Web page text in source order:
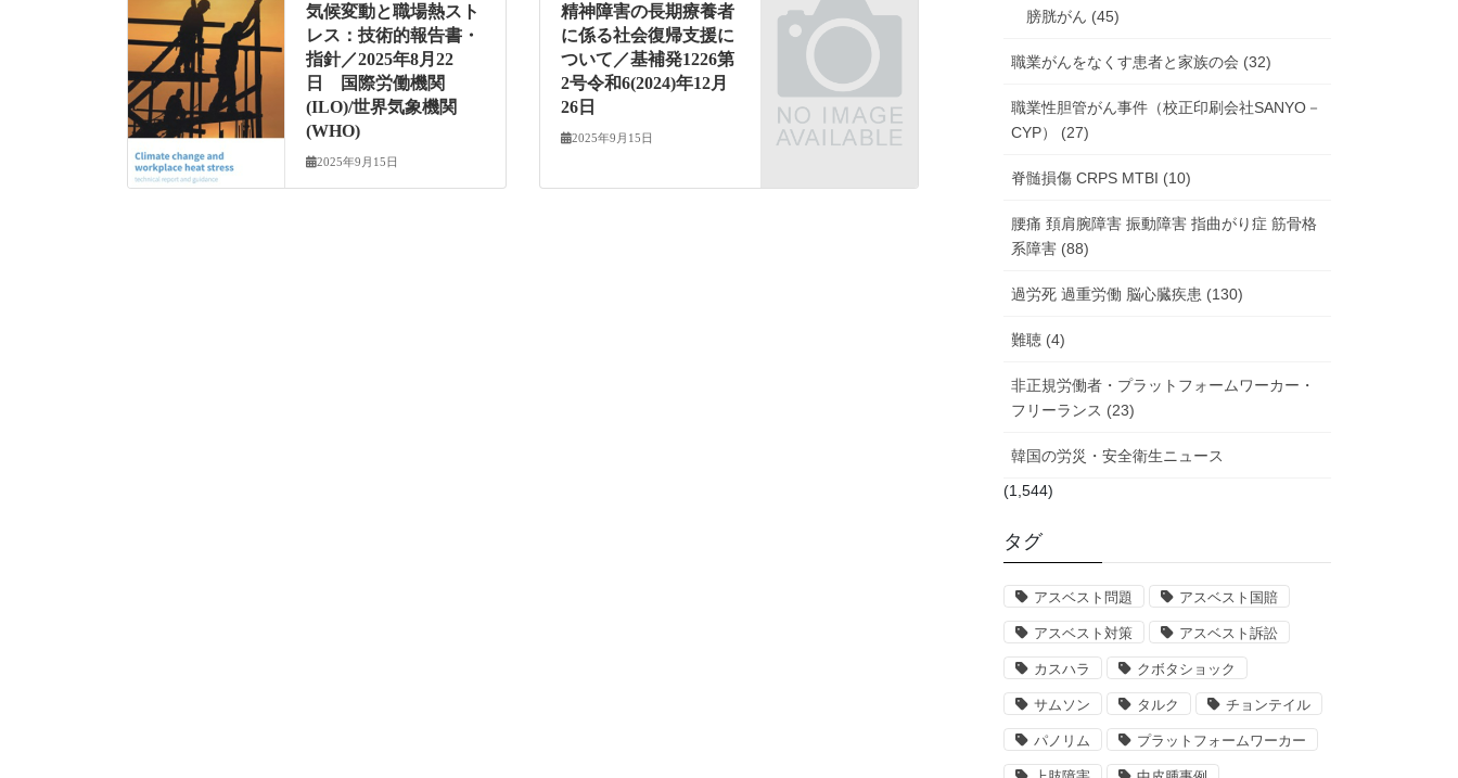
気候変動と職場熱スト
レス：技術的報告書・
指針／2025年8月22
日 国際労働機関
(ILO)/世界気象機関
(WHO)
2025年9月15日
精神障害の長期療養者
に係る社会復帰支援に
ついて／基補発1226第
2号令和6(2024)年12月
26日
2025年9月15日
膀胱がん (45)
職業がんをなくす患者と家族の会 (32)
職業性胆管がん事件（校正印刷会社SANYO－
CYP） (27)
脊髄損傷 CRPS MTBI (10)
腰痛 頚肩腕障害 振動障害 指曲がり症 筋骨格
系障害 (88)
過労死 過重労働 脳心臓疾患 (130)
難聴 (4)
非正規労働者・プラットフォームワーカー・
フリーランス (23)
韓国の労災・安全衛生ニュース
(1,544)
タグ
アスベスト問題 アスベスト国賠
アスベスト対策 アスベスト訴訟
カスハラ クボタショック
サムソン タルク チョンテイル
パノリム プラットフォームワーカー